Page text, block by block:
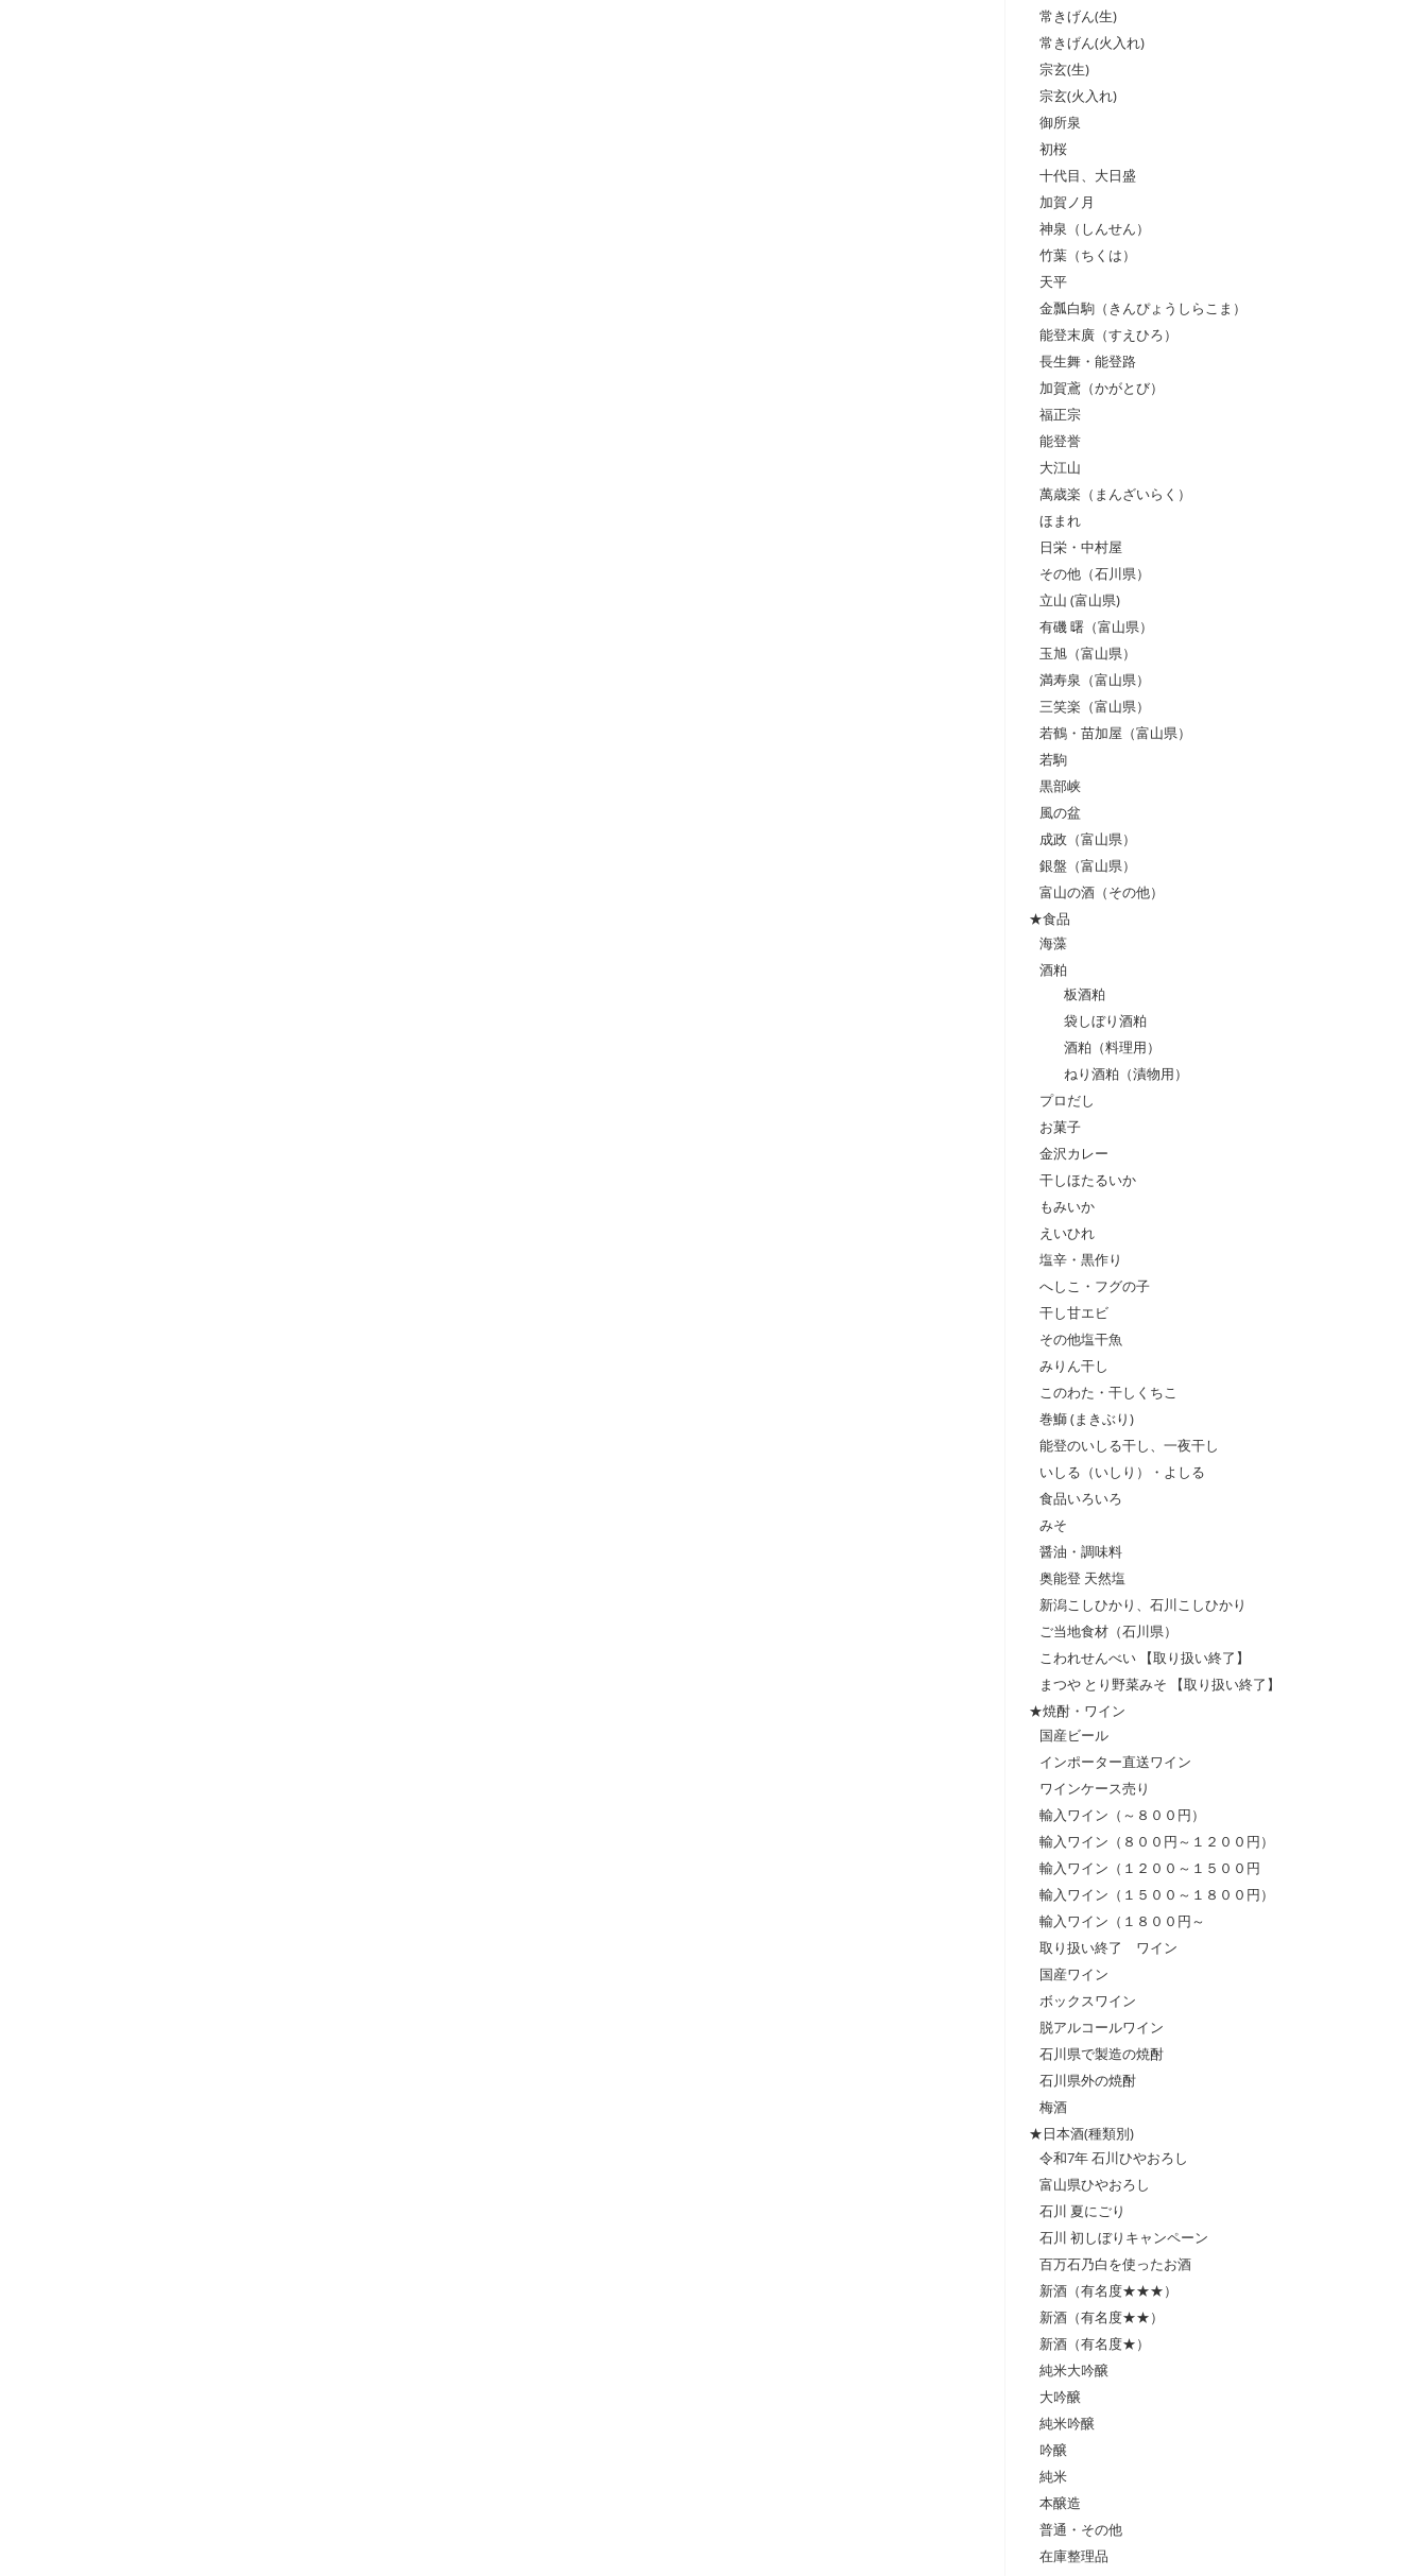
常きげん(生)
常きげん(火入れ)
宗玄(生)
宗玄(火入れ)
御所泉
初桜
十代目、大日盛
加賀ノ月
神泉（しんせん）
竹葉（ちくは）
天平
金瓢白駒（きんぴょうしらこま）
能登末廣（すえひろ）
長生舞・能登路
加賀鳶（かがとび）
福正宗
能登誉
大江山
萬歳楽（まんざいらく）
ほまれ
日栄・中村屋
その他（石川県）
立山 (富山県)
有磯 曙（富山県）
玉旭（富山県）
満寿泉（富山県）
三笑楽（富山県）
若鶴・苗加屋（富山県）
若駒
黒部峡
風の盆
成政（富山県）
銀盤（富山県）
富山の酒（その他）
★食品
海藻
酒粕
板酒粕
袋しぼり酒粕
酒粕（料理用）
ねり酒粕（漬物用）
プロだし
お菓子
金沢カレー
干しほたるいか
もみいか
えいひれ
塩辛・黒作り
へしこ・フグの子
干し甘エビ
その他塩干魚
みりん干し
このわた・干しくちこ
巻鰤 (まきぶり)
能登のいしる干し、一夜干し
いしる（いしり）・よしる
食品いろいろ
みそ
醤油・調味料
奥能登 天然塩
新潟こしひかり、石川こしひかり
ご当地食材（石川県）
こわれせんべい 【取り扱い終了】
まつや とり野菜みそ 【取り扱い終了】
★焼酎・ワイン
国産ビール
インポーター直送ワイン
ワインケース売り
輸入ワイン（～８００円）
輸入ワイン（８００円～１２００円）
輸入ワイン（１２００～１５００円
輸入ワイン（１５００～１８００円）
輸入ワイン（１８００円～
取り扱い終了 ワイン
国産ワイン
ボックスワイン
脱アルコールワイン
石川県で製造の焼酎
石川県外の焼酎
梅酒
★日本酒(種類別)
令和7年 石川ひやおろし
富山県ひやおろし
石川 夏にごり
石川 初しぼりキャンペーン
百万石乃白を使ったお酒
新酒（有名度★★★）
新酒（有名度★★）
新酒（有名度★）
純米大吟醸
大吟醸
純米吟醸
吟醸
純米
本醸造
普通・その他
在庫整理品